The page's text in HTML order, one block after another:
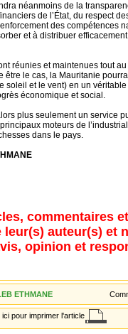
néanmoins de la
de l’État, du respect
des compétences
et à distribuer
réunies et maintenues tout
être le cas, la Mauritanie
soleil et le vent) en un
économique et social.
plus seulement un service
moteurs de
dans le pays.
commentaires
leur(s) auteur(s) et
opinion et
ETHMANE
ici pour imprimer l'article